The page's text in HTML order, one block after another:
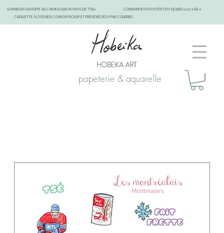
LIVRAISON GRATUITE AU CANADA SUR ACHATS DE 75$+
COMMANDES ENVOYÉES EN 4 JOURS ouvrables
CUEILLETTE À L'ATELIER: COUPON PICKUP ET PRENDRE RDV PAR COURRIEL
papeterie & aquarelle